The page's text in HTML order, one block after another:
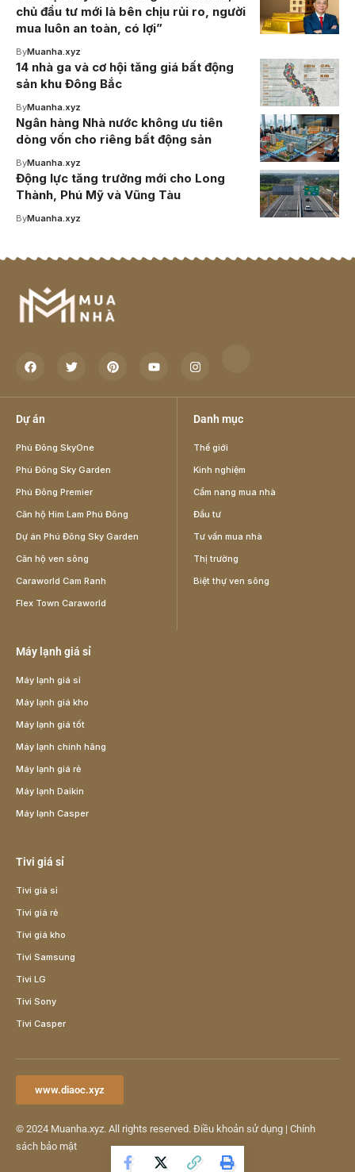
chủ đầu tư mới là bên chịu rủi ro, người
mua luôn an toàn, có lợi”
ByMuanha.xyz
14 nhà ga và cơ hội tăng giá bất động
sản khu Đông Bắc
ByMuanha.xyz
Ngân hàng Nhà nước không ưu tiên
dòng vốn cho riêng bất động sản
ByMuanha.xyz
Động lực tăng trưởng mới cho Long
Thành, Phú Mỹ và Vũng Tàu
ByMuanha.xyz
Dự án
Phú Đông SkyOne
Phú Đông Sky Garden
Phú Đông Premier
Căn hộ Him Lam Phú Đông
Dự án Phú Đông Sky Garden
Căn hộ ven sông
Caraworld Cam Ranh
Flex Town Caraworld
Danh mục
Thế giới
Kinh nghiệm
Cẩm nang mua nhà
Đầu tư
Tư vấn mua nhà
Thị trường
Biệt thự ven sông
Máy lạnh giá sỉ
Máy lạnh giá sỉ
Máy lạnh giá kho
Máy lạnh giá tốt
Máy lạnh chính hãng
Máy lạnh giá rẻ
Máy lạnh Daikin
Máy lạnh Casper
Tivi giá sỉ
Tivi giá sỉ
Tivi giá rẻ
Tivi giá kho
Tivi Samsung
Tivi LG
Tivi Sony
Tivi Casper
www.diaoc.xyz
© 2024 Muanha.xyz. All rights reserved. Điều khoản sử dụng | Chính
sách bảo mật